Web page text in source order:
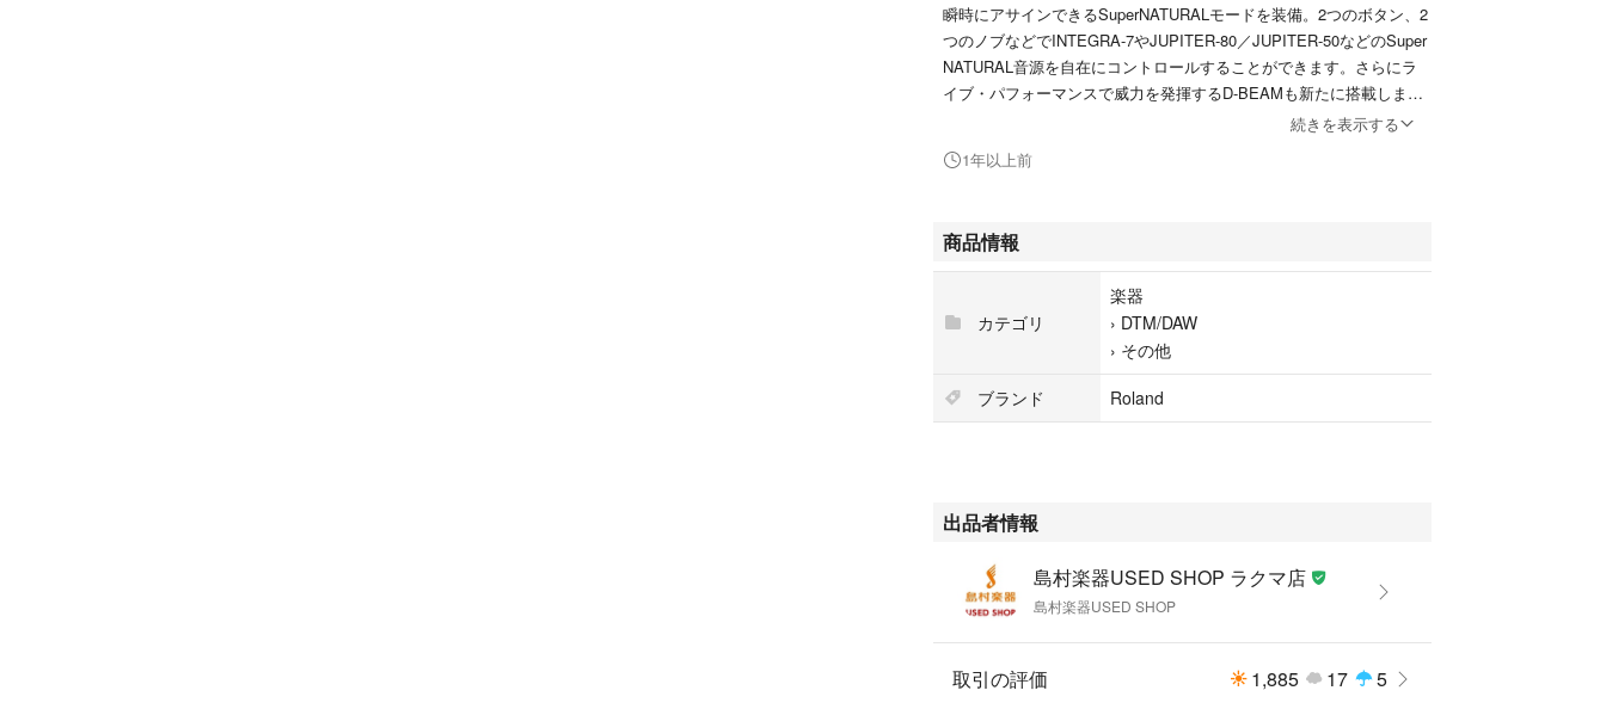
瞬時にアサインできるSuperNATURALモードを装備。2つのボタン、2
つのノブなどでINTEGRA-7やJUPITER-80／JUPITER-50などのSuper
NATURAL音源を自在にコントロールすることができます。さらにラ
イブ・パフォーマンスで威力を発揮するD-BEAMも新たに搭載しまし
た。また、WindowsやMacに加えiPadへの接続もサポート。3つのプラ
す。
■箱：あり
■管理コード:2500003745543
=============================
◆便利なショッピングクレジット
＜メリット2＞
1回払い、分割払い、ボーナス払い（併用もOK）など
月々のお支払い金額はお客様の返済計画に合わせ柔軟に対応可能。
※18歳以上(高校生不可)が対象
◆掲載店舗以外でのお受け取り
当社規定の送料をご負担いただきます。
◆ご注意
こちらの商品は店頭、他ECサイトでも販売しております。在庫情報の
続きを表示する
1年以上前
商品情報
カテゴリ
楽器
› DTM/DAW
› その他
ブランド
Roland
出品者情報
島村楽器USED SHOP ラクマ店
島村楽器USED SHOP
取引の評価 1,885 17 5